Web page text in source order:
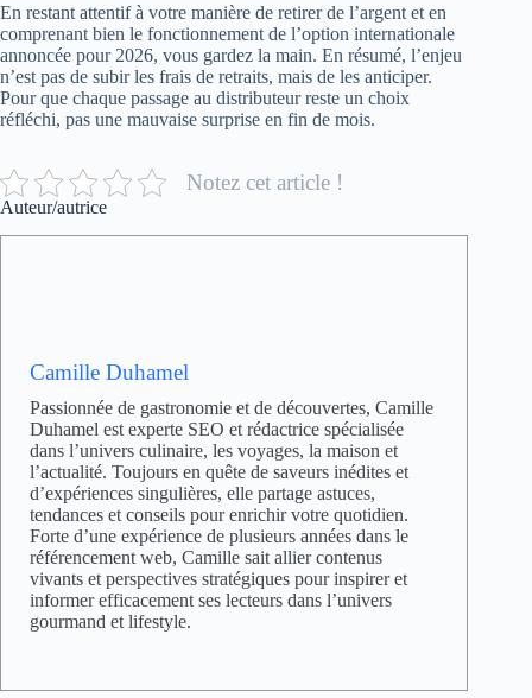
En restant attentif à votre manière de retirer de l’argent et en
comprenant bien le fonctionnement de l’option internationale
annoncée pour 2026, vous gardez la main. En résumé, l’enjeu
n’est pas de subir les frais de retraits, mais de les anticiper.
Pour que chaque passage au distributeur reste un choix
réfléchi, pas une mauvaise surprise en fin de mois.
Notez cet article !
Auteur/autrice
Camille Duhamel
Passionnée de gastronomie et de découvertes, Camille
Duhamel est experte SEO et rédactrice spécialisée
dans l’univers culinaire, les voyages, la maison et
l’actualité. Toujours en quête de saveurs inédites et
d’expériences singulières, elle partage astuces,
tendances et conseils pour enrichir votre quotidien.
Forte d’une expérience de plusieurs années dans le
référencement web, Camille sait allier contenus
vivants et perspectives stratégiques pour inspirer et
informer efficacement ses lecteurs dans l’univers
gourmand et lifestyle.